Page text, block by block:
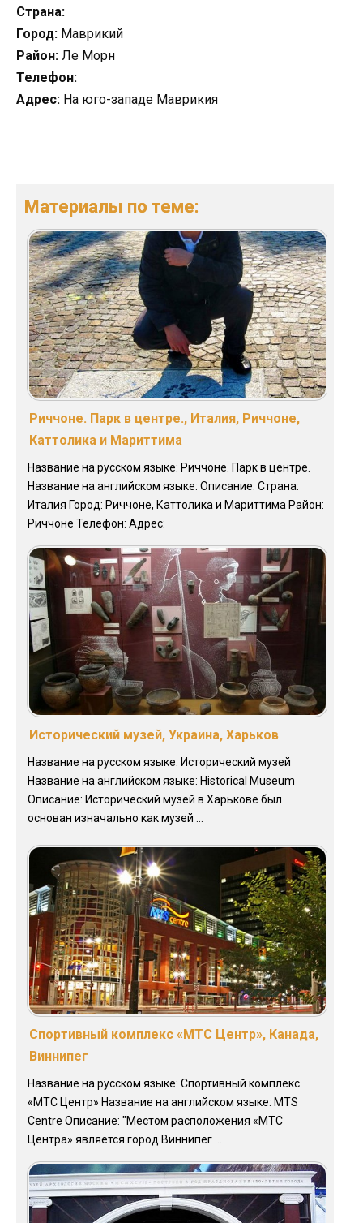
Страна:
Город: Маврикий
Район: Ле Морн
Телефон:
Адрес: На юго-западе Маврикия
Материалы по теме:
Риччоне. Парк в центре., Италия, Риччоне,
Каттолика и Мариттима
Название на русском языке: Риччоне. Парк в центре.
Название на английском языке: Описание: Страна:
Италия Город: Риччоне, Каттолика и Мариттима Район:
Риччоне Телефон: Адрес:
Исторический музей, Украина, Харьков
Название на русском языке: Исторический музей
Название на английском языке: Historical Museum
Описание: Исторический музей в Харькове был
основан изначально как музей ...
Спортивный комплекс «МТС Центр», Канада,
Виннипег
Название на русском языке: Спортивный комплекс
«МТС Центр» Название на английском языке: MTS
Centre Описание: "Местом расположения «МТС
Центра» является город Виннипег ...